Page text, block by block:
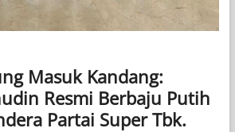
Masuk Kandang:
Resmi Berbaju Putih
Partai Super Tbk.